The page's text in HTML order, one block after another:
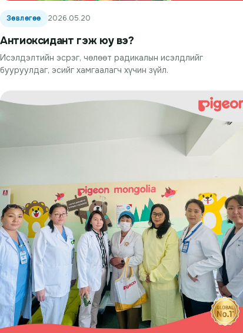
Зөвлөгөө 2026.05.20
Антиоксидант гэж юу вэ?
Исэлдэлтийн эсрэг, чөлөөт радикалын исэлдлийг
бууруулдаг, эсийг хамгаалагч хүчин зүйл.